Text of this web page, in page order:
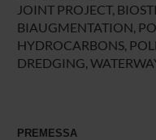
JOINT PROJECT,
BIAUGMENTATION,
HYDROCARBONS,
DREDGING,
PREMESSA